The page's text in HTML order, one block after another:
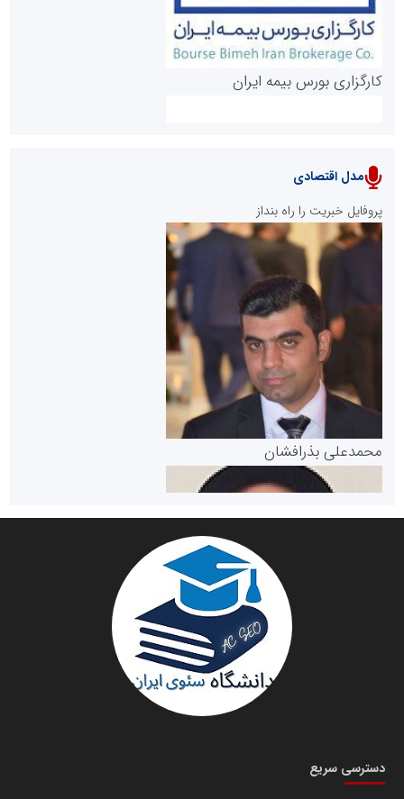
پایگاه خبری نهضت ملی مسکن
پایگاه خبری گفتمان یزد
دانشگاه سئوی ایران
کارگزاری بورس بیمه ایران
سازمان بورس و اوراق بهادار
مرجع اخبار موثق در بازارسرمایه
سازمان صنعت،معدن و تجارت
مدل اقتصادی
پروفایل خبریت را راه بنداز
محمدعلی بذرافشان
مریم حاج نوروز نظری
دسترسی سریع